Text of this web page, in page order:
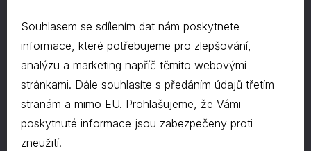
Kontakt
O nás
Kontakty
577 222 666
©2024 PD-HRAPA s.r.o.
Souhlasem se sdílením dat nám poskytnete
informace, které potřebujeme pro zlepšování,
analýzu a marketing napříč těmito webovými
stránkami. Dále souhlasíte s předáním údajů třetím
stranám a mimo EU. Prohlašujeme, že Vámi
poskytnuté informace jsou zabezpečeny proti
zneužití.